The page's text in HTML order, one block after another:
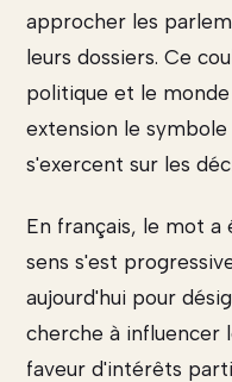
approcher les
leurs dossiers. Ce
politique et le
extension le
s'exercent sur les
En français, le mot
sens s'est
aujourd'hui pour
cherche à influencer
faveur d'intérêts